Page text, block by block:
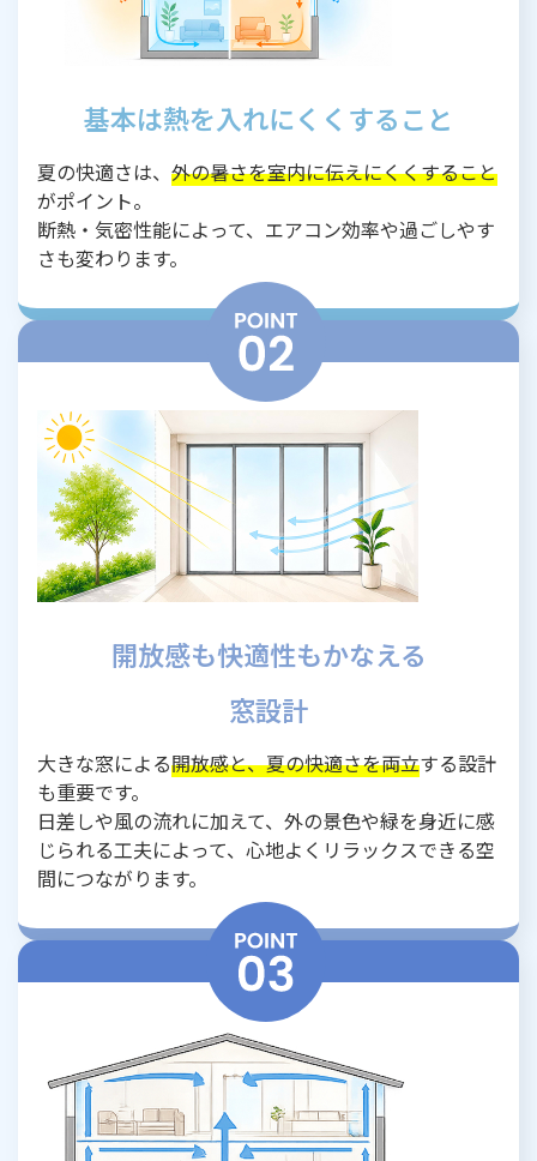
基本は熱を入れにくくすること
夏の快適さは、 外の暑さを室内に伝えにくくすること
がポイント。
断熱・気密性能によって、エアコン効率や過ごしやす
さも変わります。
開放感も快適性もかなえる
窓設計
大きな窓による開放感と、夏の快適さを両立する設計
も重要です。
日差しや風の流れに加えて、外の景色や緑を身近に感
じられる工夫によって、心地よくリラックスできる空
間につながります。